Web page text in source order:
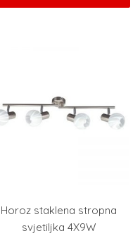
Horoz staklena stropna
svjetiljka 4X9W